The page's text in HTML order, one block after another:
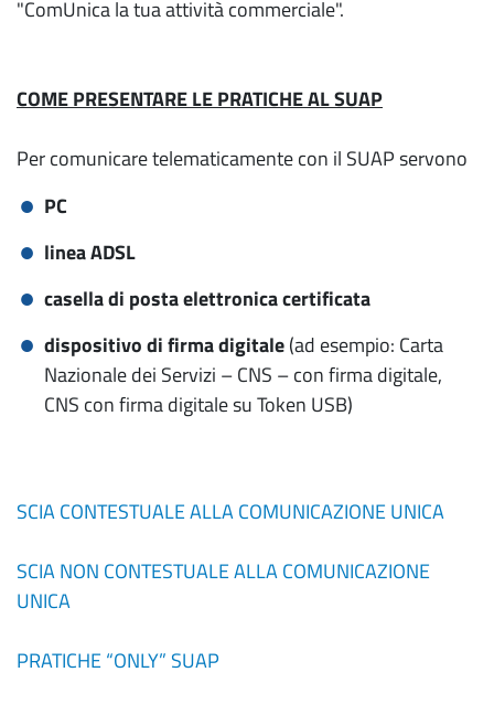
"ComUnica la tua attività commerciale".
COME PRESENTARE LE PRATICHE AL SUAP
Per comunicare telematicamente con il SUAP servono
PC
linea ADSL
casella di posta elettronica certificata
dispositivo di firma digitale(ad esempio: Carta
Nazionale dei Servizi – CNS – con firma digitale,
CNS con firma digitale su Token USB)
SCIA CONTESTUALE ALLA COMUNICAZIONE UNICA
SCIA NON CONTESTUALE ALLA COMUNICAZIONE
UNICA
PRATICHE “ONLY” SUAP